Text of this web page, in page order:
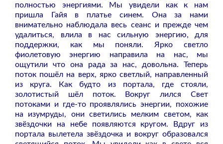
полностью энергиями. Мы увидели как к нам
пришла Гайя в платье синем. Она за нами
внимательно наблюдала весь сеанс и прежде чем
удалиться, влила в нас сильную энергию, для
поддержки, как мы поняли. Ярко светло
фиолетовую энергию направила на нас, мы
ощутили что она рада за нас, довольна. Теперь
поток пошёл на верх, ярко светлый, направленный
из круга. Как будто из портала, где стояли,
золотистый шёл поток. Вокруг лился Свет
потоками и где-то проявлялись энергии, похожие
на изумруды, они светились мелким светом, как
звёздочки на небе появляются кругом. Вдруг из
портала вылетела звёздочка и вокруг образовался